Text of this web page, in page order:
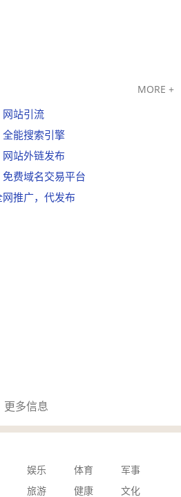
MORE +
站引流
能搜索引擎
站外链发布
费域名交易平台
推广，代发布
更多信息
娱乐 体育
军事
旅游 健康
文化